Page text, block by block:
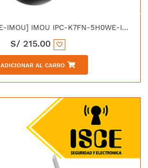
[IPC-K7F-5H0WE-IMOU] IMOU IPC-K7FN-5H0WE-IMOU CRUISER SC IP DOMO WIFI PT 5MP FULL COLOR IP66
S/ 215.00
ADICIONAR AL CARRO